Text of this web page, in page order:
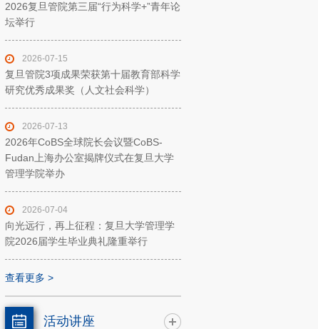
2026复旦管院第三届“行为科学+”青年论
坛举行
2026-07-15
复旦管院3项成果荣获第十届教育部科学
研究优秀成果奖（人文社会科学）
2026-07-13
2026年CoBS全球院长会议暨CoBS-
Fudan上海办公室揭牌仪式在复旦大学
管理学院举办
2026-07-04
向光远行，再上征程：复旦大学管理学
院2026届学生毕业典礼隆重举行
查看更多 >
活动讲座